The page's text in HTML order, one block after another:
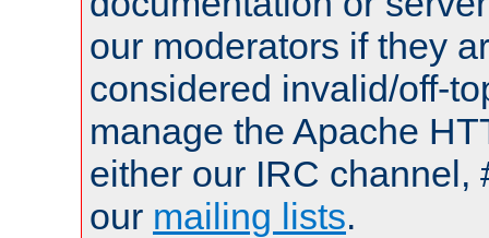
our moderators if they
considered invalid/off-
manage the Apache
either our IRC channel,
our mailing lists.